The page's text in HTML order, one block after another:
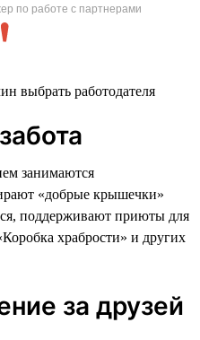
по работе с партнерами
занимаются
«добрые крышечки»
поддерживают приюты для
храбрости» и других
за друзей